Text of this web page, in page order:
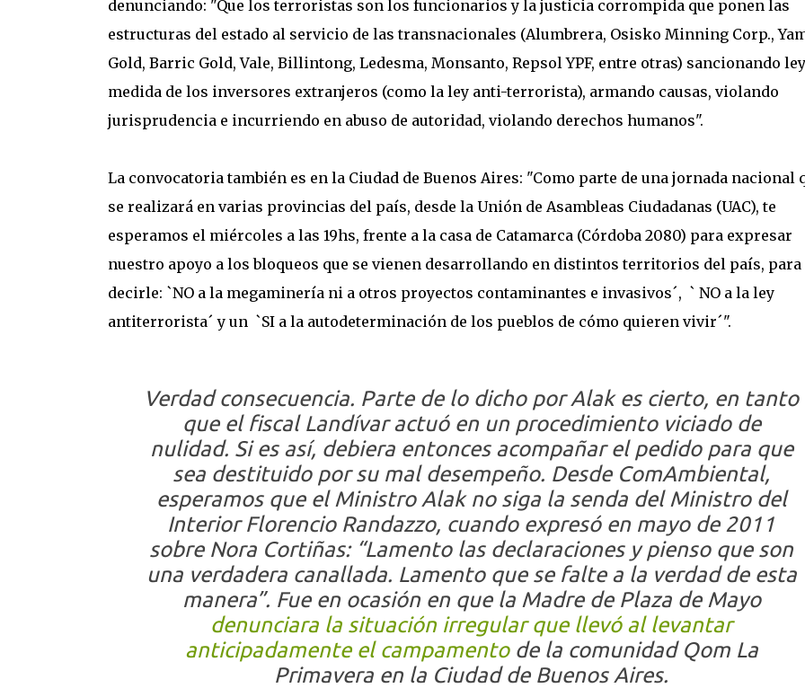
denunciando: "Que los terroristas son los funcionarios y la justicia corrompida que ponen las
estructuras del estado al servicio de las transnacionales (Alumbrera, Osisko Minning Corp.,
Gold, Barric Gold, Vale, Billintong, Ledesma, Monsanto, Repsol YPF, entre otras) sancionando
medida de los inversores extranjeros (como la ley anti-terrorista), armando causas, violando
jurisprudencia e incurriendo en abuso de autoridad, violando derechos humanos".
La convocatoria también es en la Ciudad de Buenos Aires: "Como parte de una jornada nacional
se realizará en varias provincias del país, desde la Unión de Asambleas Ciudadanas (UAC), te
esperamos el miércoles a las 19hs, frente a la casa de Catamarca (Córdoba 2080) para expresar
nuestro apoyo a los bloqueos que se vienen desarrollando en distintos territorios del país, para
decirle: `NO a la megaminería ni a otros proyectos contaminantes e invasivos´, ` NO a la ley
antiterrorista´ y un `SI a la autodeterminación de los pueblos de cómo quieren vivir´".
Verdad consecuencia. Parte de lo dicho por Alak es cierto, en tanto
que el fiscal Landívar actuó en un procedimiento viciado de
nulidad. Si es así, debiera entonces acompañar el pedido para que
sea destituido por su mal desempeño. Desde ComAmbiental,
esperamos que el Ministro Alak no siga la senda del Ministro del
Interior Florencio Randazzo, cuando expresó en mayo de 2011
sobre Nora Cortiñas: “Lamento las declaraciones y pienso que son
una verdadera canallada. Lamento que se falte a la verdad de esta
manera”. Fue en ocasión en que la Madre de Plaza de Mayo
denunciara la situación irregular que llevó al levantar
anticipadamente el campamento de la comunidad Qom La
Primavera en la Ciudad de Buenos Aires.